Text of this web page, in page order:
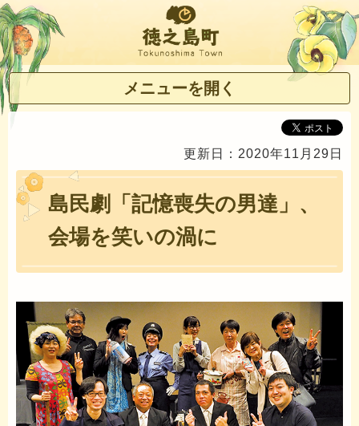
徳之島町
メニューを開く
更新日：2020年11月29日
島民劇「記憶喪失の男達」、
会場を笑いの渦に